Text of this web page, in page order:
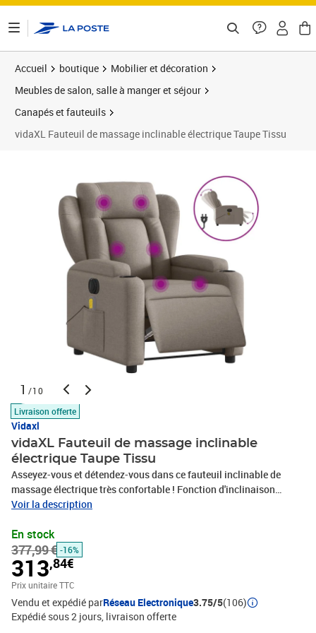
Accueil boutique
Mobilier et décoration
Meubles de salon, salle à manger et séjour
Canapés et fauteuils
vidaXL Fauteuil de massage inclinable électrique Taupe Tissu
1 /10
Livraison offerte
Vidaxl
vidaXL Fauteuil de massage inclinable
électrique Taupe Tissu
Asseyez-vous et détendez-vous dans ce fauteuil inclinable de
massage électrique très confortable ! Fonction d'inclinaison
électrique : ce fauteuil inclinable est équipé d'un moteur électrique
dans n'importe quelle position, selon votre confort, en appuyant
simplement sur le bouton situé sur le côté du fauteuil. Cette
fonction permet une inclinaison maximale de 135 degrés. En outre,
le dossier peut revenir automatiquement à sa position d'origine
par une simple pression sur le bouton.Fonction de vibration : les 6
points de massage vous permettent de faire l'expérience d'un
massage mieux ciblé. De plus, la télécommande incluse vous
Voir la description
En stock
377,99 € -16%
313,84€
Prix unitaire TTC
Vendu et expédié parRéseau Electronique3.75/5(106)
Expédié sous 2 jours livraison offerte